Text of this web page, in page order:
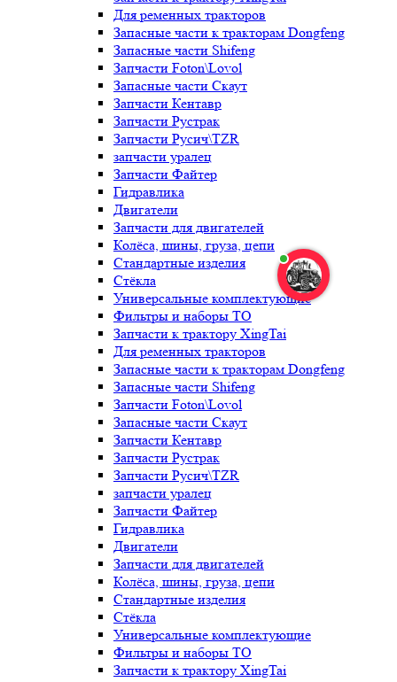
Для ременных тракторов
Запасные части к тракторам Dongfeng
Запасные части Shifeng
Запчасти Foton\Lovol
Запасные части Скаут
Запчасти Кентавр
Запчасти Рустрак
Запчасти Русич\TZR
запчасти уралец
Запчасти Файтер
Гидравлика
Двигатели
Запчасти для двигателей
Колёса, шины, груза, цепи
Стандартные изделия
Стёкла
Универсальные комплектующие
Фильтры и наборы ТО
Запчасти к трактору XingTai
Для ременных тракторов
Запасные части к тракторам Dongfeng
Запасные части Shifeng
Запчасти Foton\Lovol
Запасные части Скаут
Запчасти Кентавр
Запчасти Рустрак
Запчасти Русич\TZR
запчасти уралец
Запчасти Файтер
Гидравлика
Двигатели
Запчасти для двигателей
Колёса, шины, груза, цепи
Стандартные изделия
Стёкла
Универсальные комплектующие
Фильтры и наборы ТО
Запчасти к трактору XingTai